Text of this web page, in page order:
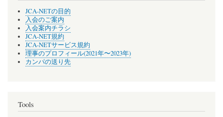
JCA-NETの目的
入会のご案内
入会案内チラシ
JCA-NET規約
JCA-NETサービス規約
理事のプロフィール(2021年〜2023年)
カンパの送り先
Tools